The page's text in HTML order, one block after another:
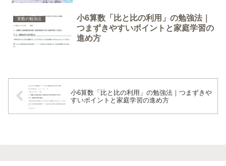
算数の勉強法
小6算数「比と比の利用」の勉強法｜
つまずきやすいポイントと家庭学習の
進め方
小6算数「比と比の利用」の勉強法｜つまずきや
すいポイントと家庭学習の進め方